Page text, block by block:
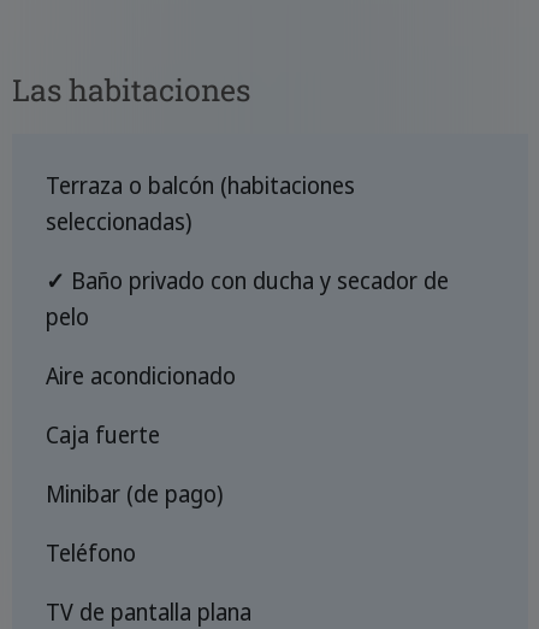
Las habitaciones
Terraza o balcón (habitaciones
seleccionadas)
✓ Baño privado con ducha y secador de
pelo
Aire acondicionado
Caja fuerte
Minibar (de pago)
Teléfono
TV de pantalla plana